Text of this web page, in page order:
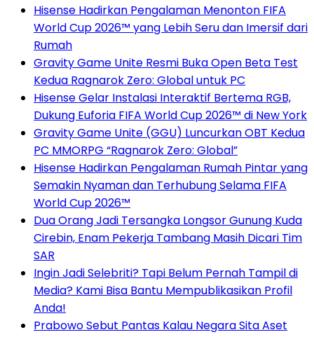
Hisense Hadirkan Pengalaman Menonton FIFA
World Cup 2026™ yang Lebih Seru dan Imersif dari
Rumah
Gravity Game Unite Resmi Buka Open Beta Test
Kedua Ragnarok Zero: Global untuk PC
Hisense Gelar Instalasi Interaktif Bertema RGB,
Dukung Euforia FIFA World Cup 2026™ di New York
Gravity Game Unite (GGU) Luncurkan OBT Kedua
PC MMORPG “Ragnarok Zero: Global”
Hisense Hadirkan Pengalaman Rumah Pintar yang
Semakin Nyaman dan Terhubung Selama FIFA
World Cup 2026™
Dua Orang Jadi Tersangka Longsor Gunung Kuda
Cirebin, Enam Pekerja Tambang Masih Dicari Tim
SAR
Ingin Jadi Selebriti? Tapi Belum Pernah Tampil di
Media? Kami Bisa Bantu Mempublikasikan Profil
Anda!
Prabowo Sebut Pantas Kalau Negara Sita Aset